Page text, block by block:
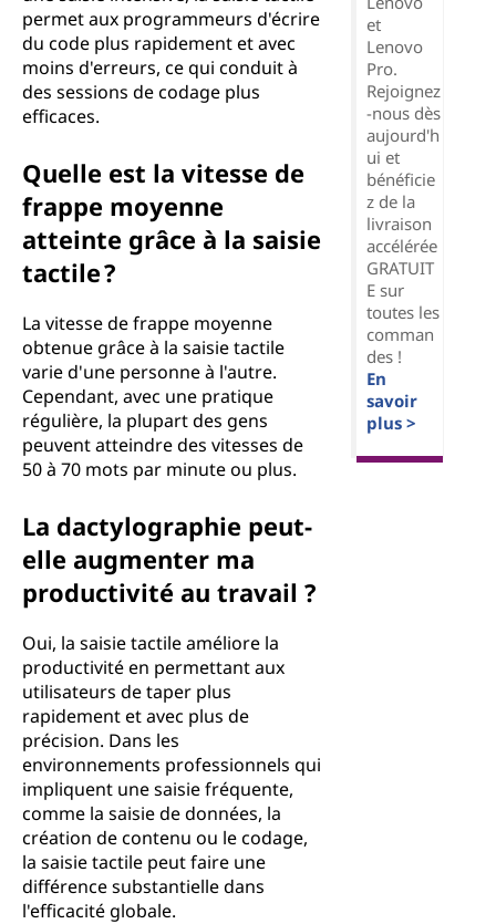
permet aux programmeurs d'écrire
du code plus rapidement et avec
moins d'erreurs, ce qui conduit à
des sessions de codage plus
efficaces.
Quelle est la vitesse de
frappe moyenne
atteinte grâce à la saisie
tactile ?
La vitesse de frappe moyenne
obtenue grâce à la saisie tactile
varie d'une personne à l'autre.
Cependant, avec une pratique
régulière, la plupart des gens
peuvent atteindre des vitesses de
50 à 70 mots par minute ou plus.
La dactylographie peut-
elle augmenter ma
productivité au travail ?
Oui, la saisie tactile améliore la
productivité en permettant aux
utilisateurs de taper plus
rapidement et avec plus de
précision. Dans les
environnements professionnels qui
impliquent une saisie fréquente,
comme la saisie de données, la
création de contenu ou le codage,
la saisie tactile peut faire une
différence substantielle dans
l'efficacité globale.
et
Lenovo
Pro.
Rejoignez
-nous dès
aujourd'h
ui et
bénéficie
z de la
livraison
accélérée
GRATUIT
E sur
toutes les
comman
des !
En
savoir
plus >